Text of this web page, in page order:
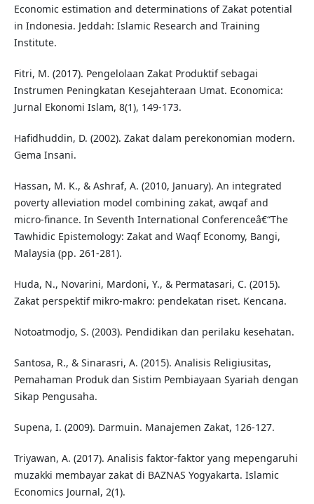
Economic estimation and determinations of Zakat potential
in Indonesia. Jeddah: Islamic Research and Training
Institute.
Fitri, M. (2017). Pengelolaan Zakat Produktif sebagai
Instrumen Peningkatan Kesejahteraan Umat. Economica:
Jurnal Ekonomi Islam, 8(1), 149-173.
Hafidhuddin, D. (2002). Zakat dalam perekonomian modern.
Gema Insani.
Hassan, M. K., & Ashraf, A. (2010, January). An integrated
poverty alleviation model combining zakat, awqaf and
micro-finance. In Seventh International Conferenceâ€“The
Tawhidic Epistemology: Zakat and Waqf Economy, Bangi,
Malaysia (pp. 261-281).
Huda, N., Novarini, Mardoni, Y., & Permatasari, C. (2015).
Zakat perspektif mikro-makro: pendekatan riset. Kencana.
Notoatmodjo, S. (2003). Pendidikan dan perilaku kesehatan.
Santosa, R., & Sinarasri, A. (2015). Analisis Religiusitas,
Pemahaman Produk dan Sistim Pembiayaan Syariah dengan
Sikap Pengusaha.
Supena, I. (2009). Darmuin. Manajemen Zakat, 126-127.
Triyawan, A. (2017). Analisis faktor-faktor yang mepengaruhi
muzakki membayar zakat di BAZNAS Yogyakarta. Islamic
Economics Journal, 2(1).